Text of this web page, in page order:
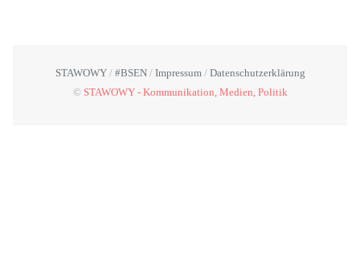
STAWOWY #BSEN Impressum
Datenschutzerklärung
© STAWOWY - Kommunikation, Medien, Politik